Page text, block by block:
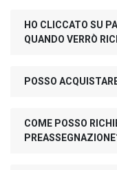
HO CLICCATO SU
QUANDO VERRÒ
POSSO
COME POSSO